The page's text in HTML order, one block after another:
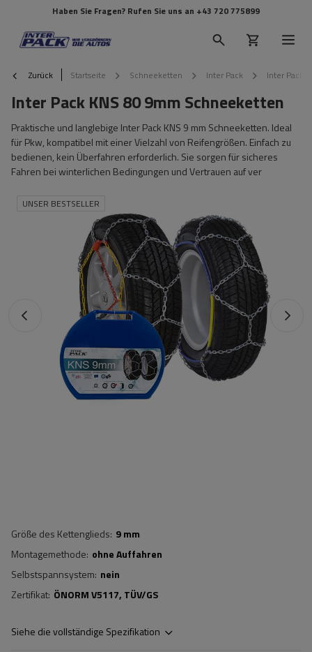
Haben Sie Fragen? Rufen Sie uns an +43 720 775899
Zurück Startseite Schneeketten Inter Pack Inter Pack
Inter Pack KNS 80 9mm Schneeketten
Praktische und langlebige Inter Pack KNS 9 mm Schneeketten. Ideal
für Pkw, kompatibel mit einer Vielzahl von Reifengrößen. Einfach zu
bedienen, kein Überfahren erforderlich. Sie sorgen für sicheres
Fahren bei winterlichen Bedingungen und Vertrauen auf ver
UNSER BESTSELLER
Größe des Kettenglieds 9 mm
Montagemethode ohne Auffahren
Selbstspannsystem nein
Zertifikat ÖNORM V5117 TÜV/GS
Siehe die vollständige Spezifikation